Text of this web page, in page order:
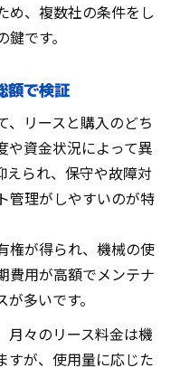
め、複数社の条件をし
です。
額で検証
、リースと購入のどち
や資金状況によって異
えられ、保守や故障対
管理がしやすいのが特
権が得られ、機械の使
費用が高額でメンテナ
多いです。
月々のリース料金は機
すが、使用量に応じた